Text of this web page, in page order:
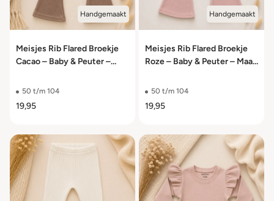
Handgemaakt
Meisjes Rib Flared Broekje
Cacao – Baby & Peuter –
50 t/m 104
19,95
Handgemaakt
Meisjes Rib Flared Broekje
Roze – Baby & Peuter – Maat
50 t/m 104
19,95